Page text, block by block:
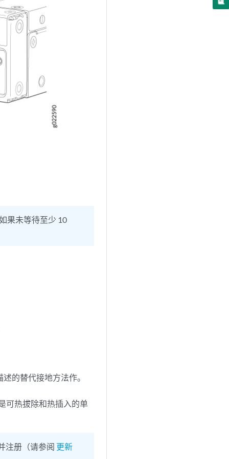
果未等待至少 10
的替代接地方法作。
可热拔除和热插入的单
注册（请参阅 更新